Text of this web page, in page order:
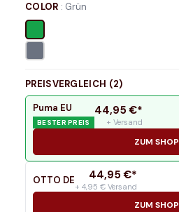
COLOR : Grün
PREISVERGLEICH (2)
Puma EU
BESTER PREIS
44,95 €*
+ Versand
ZUM SHOP
OTTO DE 44,95 €*
+ 4,95 € Versand
ZUM SHOP